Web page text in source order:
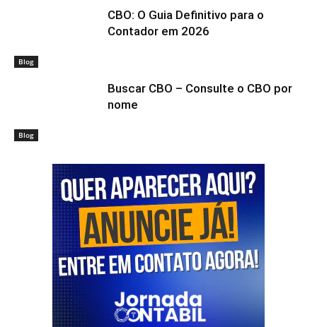
Blog
CBO: O Guia Definitivo para o
Contador em 2026
Blog
Buscar CBO – Consulte o CBO por
nome